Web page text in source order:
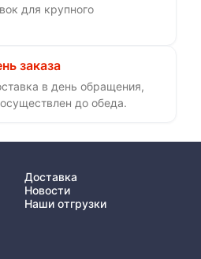
для крупного
заказа
в день обращения,
до обеда.
Доставка
Новости
Наши отгрузки